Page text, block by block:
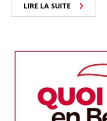
LIRE LA SUITE